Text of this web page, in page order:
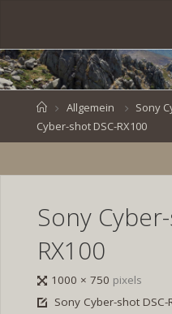
content
VEN
BR
HomeAllgemein Sony
Cyber-shot DSC-RX100
Sony
RX100
Full
size
1000 × 750 pixels
Sony Cyber-shot DSC-